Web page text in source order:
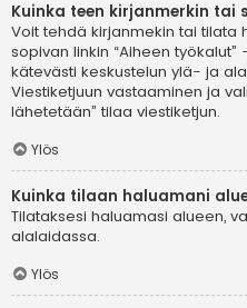
Kuinka teen kirjanmerkin
Voit tehdä kirjanmekin tai tilata
sopivan linkin “Aiheen
kätevästi keskustelun ylä- ja
Viestiketjuun vastaaminen ja
lähetetään” tilaa viestiketjun.
Ylös
Kuinka tilaan haluamani
Tilataksesi haluamasi alueen,
alalaidassa.
Ylös